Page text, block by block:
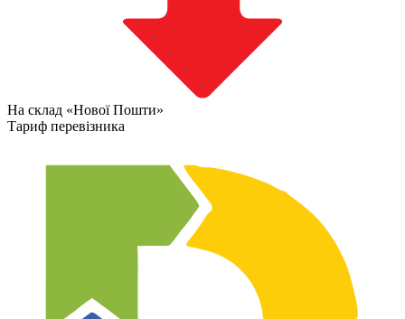
На склад «Нової Пошти»
Тариф перевізника